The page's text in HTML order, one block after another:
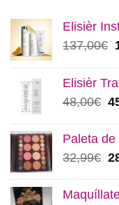
Elisièr
137,00€
Elisièr
48,00€ El
Paleta de
32,99€ El